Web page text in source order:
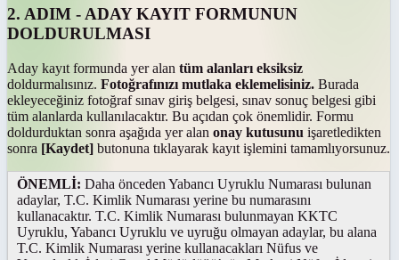
2. ADIM - ADAY KAYIT FORMUNUN
DOLDURULMASI
Aday kayıt formunda yer alan tüm alanları eksiksiz
doldurmalısınız. Fotoğrafınızı mutlaka eklemelisiniz. Burada
ekleyeceğiniz fotoğraf sınav giriş belgesi, sınav sonuç belgesi gibi
tüm alanlarda kullanılacaktır. Bu açıdan çok önemlidir. Formu
doldurduktan sonra aşağıda yer alan onay kutusunu işaretledikten
sonra [Kaydet] butonuna tıklayarak kayıt işlemini tamamlıyorsunuz.
ÖNEMLİ: Daha önceden Yabancı Uyruklu Numarası bulunan
adaylar, T.C. Kimlik Numarası yerine bu numarasını
kullanacaktır. T.C. Kimlik Numarası bulunmayan KKTC
Uyruklu, Yabancı Uyruklu ve uyruğu olmayan adaylar, bu alana
T.C. Kimlik Numarası yerine kullanacakları Nüfus ve